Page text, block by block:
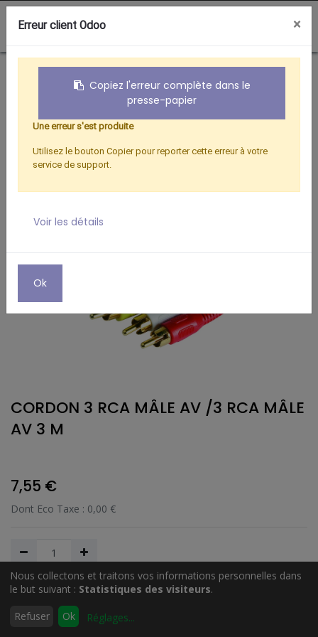
Rechercher
0
Boutique
VIDEO
CORDON 3 RCA MÂLE AV /3 RCA MÂLE AV 3 M
CORDON 3 RCA MÂLE AV /3 RCA MÂLE
AV 3 M
7,55 €
Dont Eco Taxe : 0,00 €
Ajouter au Panier
Nous collectons et traitons vos informations personnelles dans
le but suivant : Statistiques des visiteurs.
Refuser Ok Réglages...
Erreur client Odoo ×
Copiez l'erreur complète dans le
presse-papier
Une erreur s'est produite
Utilisez le bouton Copier pour reporter cette erreur à votre
service de support.
Voir les détails
Ok